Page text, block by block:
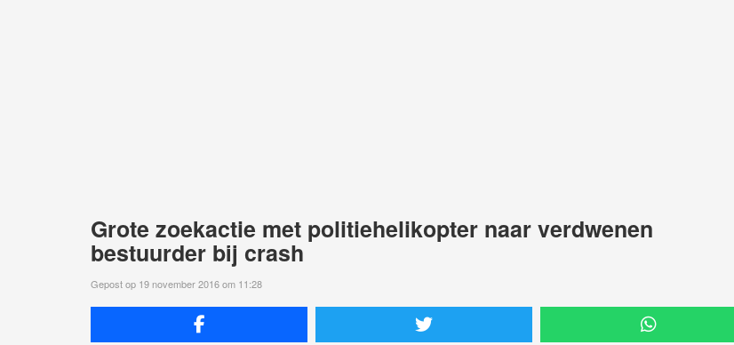
Grote zoekactie met politiehelikopter naar verdwenen
bestuurder bij crash
Gepost op 19 november 2016 om 11:28